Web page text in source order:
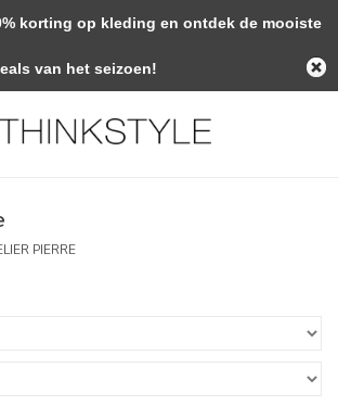
0 Artikelen - €0,00
PIERRE
korting op kleding en ontdek de mooiste
van het seizoen!